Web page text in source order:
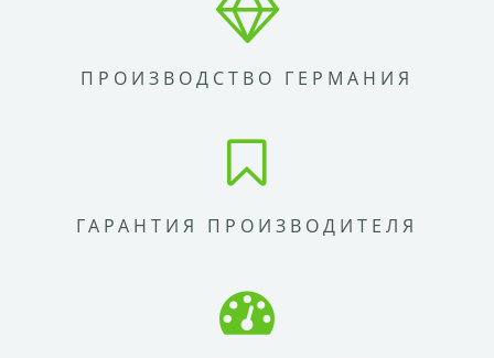
ПРОИЗВОДСТВО ГЕРМАНИЯ
ГАРАНТИЯ ПРОИЗВОДИТЕЛЯ